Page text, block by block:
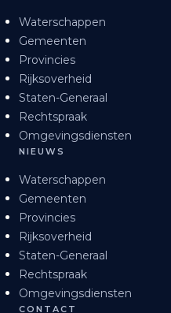
Waterschappen
Gemeenten
Provincies
Rijksoverheid
Staten-Generaal
Rechtspraak
Omgevingsdiensten
NIEUWS
Waterschappen
Gemeenten
Provincies
Rijksoverheid
Staten-Generaal
Rechtspraak
Omgevingsdiensten
CONTACT